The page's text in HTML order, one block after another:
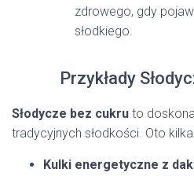
zdrowego, gdy
słodkiego.
Przykłady
Słodycze bez cukru to
tradycyjnych słodkości. Oto
Kulki energetyczne z